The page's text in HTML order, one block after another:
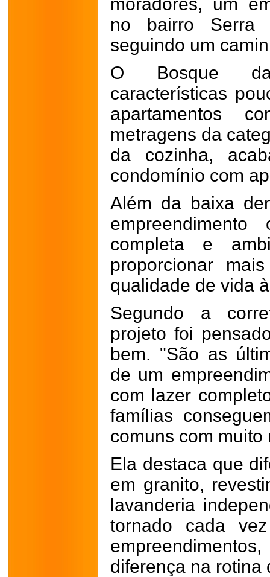
no bairro Serra
seguindo um
O Bosque
características
apartamentos
metragens da
da cozinha,
condomínio com
Além da baixa
completa e
proporcionar
qualidade de vida
Segundo a
projeto foi
bem. "São as
de um
com lazer
famílias
comuns com
Ela destaca que
em granito,
lavanderia
tornado cada
diferença na rotina